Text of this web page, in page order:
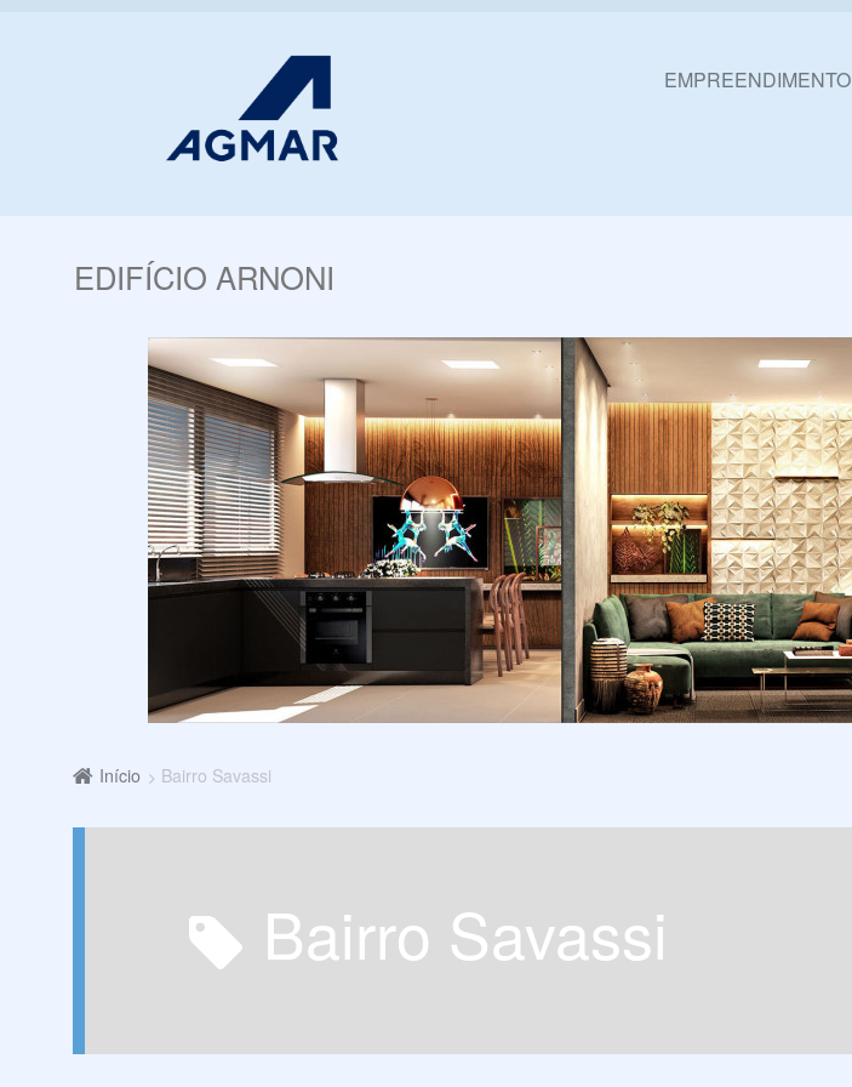
Pular para o conteúdo
EMPREENDIMENTO
EDIFÍCIO ARNONI
Início Bairro Savassi
Bairro Savassi